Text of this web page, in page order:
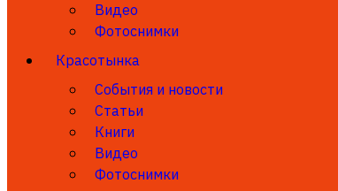
Видео
Фотоснимки
Красотынка
События и новости
Статьи
Книги
Видео
Фотоснимки